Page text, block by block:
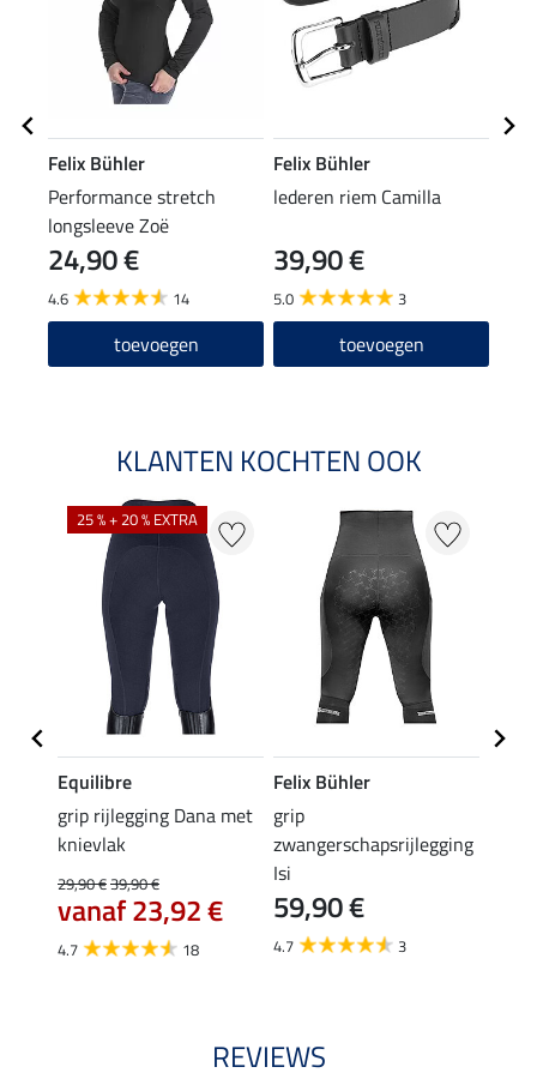
Felix Bühler
Performance stretch
longsleeve Zoë
24,90 €
4.6 14
toevoegen
Felix Bühler
lederen riem Camilla
39,90 €
5.0 3
toevoegen
KLANTEN KOCHTEN OOK
25 % + 20 % EXTRA
Equilibre
grip rijlegging Dana met
knievlak
29,90 €39,90 €
vanaf 23,92 €
4.7 18
Felix Bühler
grip
zwangerschapsrijlegging
Isi
59,90 €
4.7 3
REVIEWS